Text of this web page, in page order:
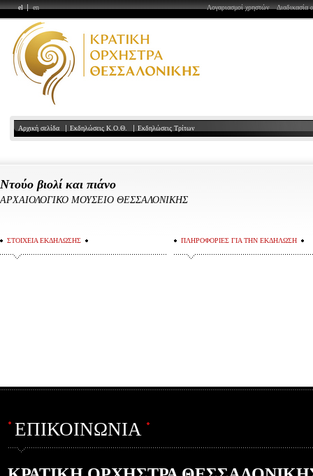
en
el Διαδικασία
Λογαριασμοί χρηστών
Αρχική σελίδα Εκδηλώσεις Κ.Ο.Θ. Εκδηλώσεις Τρίτων
Ντούο βιολί και πιάνο
ΑΡΧΑΙΟΛΟΓΙΚΟ ΜΟΥΣΕΙΟ ΘΕΣΣΑΛΟΝΙΚΗΣ
ΣΤΟΙΧΕΙΑ ΕΚΔΗΛΩΣΗΣ ΠΛΗΡΟΦΟΡΙΕΣ ΓΙΑ ΤΗΝ ΕΚΔΗΛΩΣΗ
ΕΠΙΚΟΙΝΩΝΙΑ